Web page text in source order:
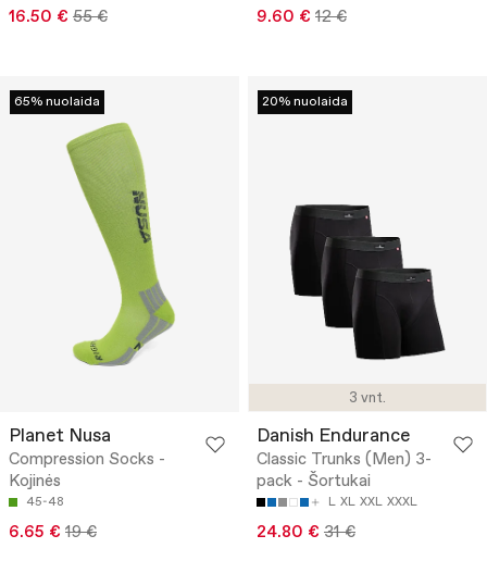
16.50 € 55 € 9.60 € 12 €
65% nuolaida
Planet Nusa
Compression Socks -
Kojinės
45-48
6.65 € 19 €
3 vnt.
20% nuolaida
Danish Endurance
Classic Trunks (Men) 3-
pack - Šortukai
L XL XXL XXXL
24.80 € 31 €